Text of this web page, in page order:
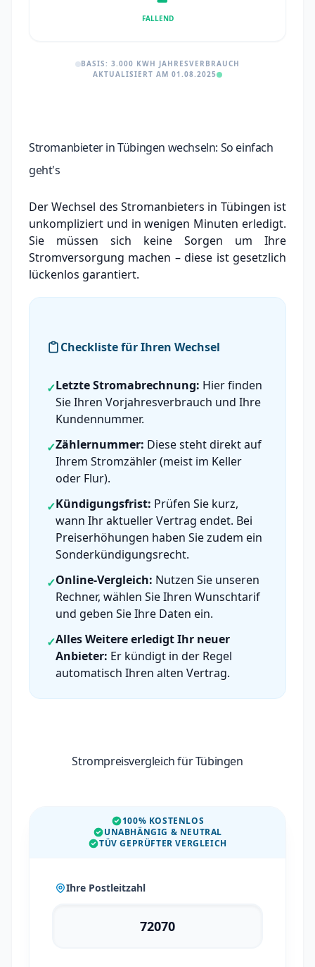
FALLEND
BASIS: 3.000 KWH JAHRESVERBRAUCH
AKTUALISIERT AM 01.08.2025
Stromanbieter in Tübingen wechseln: So einfach
geht's
Der Wechsel des Stromanbieters in Tübingen ist
unkompliziert und in wenigen Minuten erledigt.
Sie müssen sich keine Sorgen um Ihre
Stromversorgung machen – diese ist gesetzlich
lückenlos garantiert.
Checkliste für Ihren Wechsel
✓Letzte Stromabrechnung: Hier finden
Sie Ihren Vorjahresverbrauch und Ihre
Kundennummer.
✓Zählernummer: Diese steht direkt auf
Ihrem Stromzähler (meist im Keller
oder Flur).
✓Kündigungsfrist: Prüfen Sie kurz,
wann Ihr aktueller Vertrag endet. Bei
Preiserhöhungen haben Sie zudem ein
Sonderkündigungsrecht.
✓Online-Vergleich: Nutzen Sie unseren
Rechner, wählen Sie Ihren Wunschtarif
und geben Sie Ihre Daten ein.
✓Alles Weitere erledigt Ihr neuer
Anbieter: Er kündigt in der Regel
automatisch Ihren alten Vertrag.
Strompreisvergleich für Tübingen
100% KOSTENLOS
UNABHÄNGIG & NEUTRAL
TÜV GEPRÜFTER VERGLEICH
Ihre Postleitzahl